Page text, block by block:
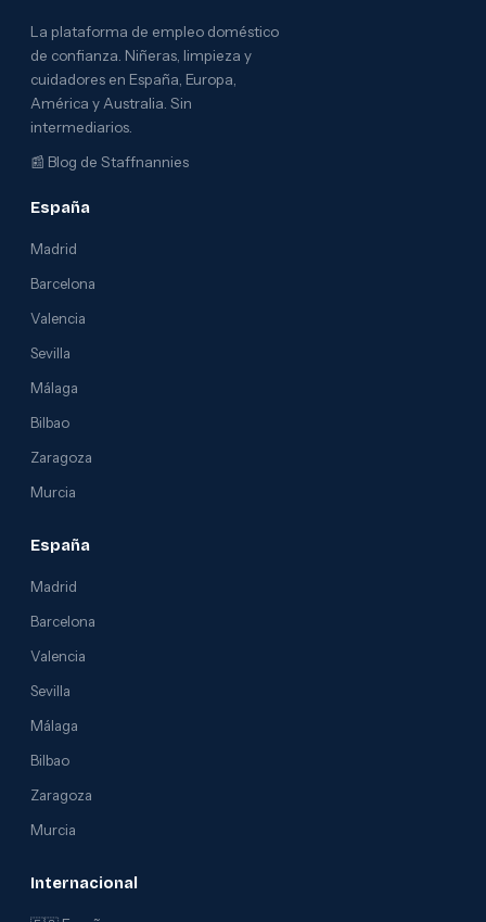
La plataforma de empleo doméstico
de confianza. Niñeras, limpieza y
cuidadores en España, Europa,
América y Australia. Sin
intermediarios.
📰 Blog de Staffnannies
España
Madrid
Barcelona
Valencia
Sevilla
Málaga
Bilbao
Zaragoza
Murcia
España
Madrid
Barcelona
Valencia
Sevilla
Málaga
Bilbao
Zaragoza
Murcia
Internacional